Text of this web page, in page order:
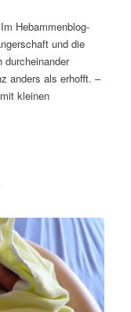
Hebammenblog-
und die
durcheinander
anders als erhofft. –
kleinen